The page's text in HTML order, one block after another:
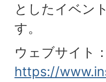
としたイベン
す。
ウェブサイト：
https://